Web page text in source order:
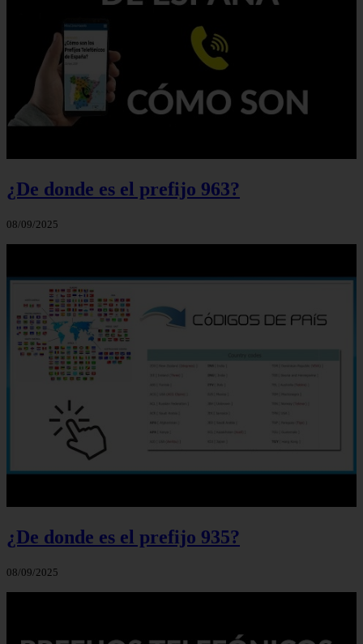
¿De donde es el prefijo 963?
08/09/2025
¿De donde es el prefijo 935?
08/09/2025